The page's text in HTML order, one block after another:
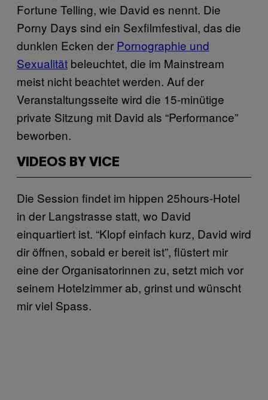
Fortune Telling, wie David es nennt. Die
Porny Days sind ein Sexfilmfestival, das die
dunklen Ecken der Pornographie und
Sexualität beleuchtet, die im Mainstream
meist nicht beachtet werden. Auf der
Veranstaltungsseite wird die 15-minütige
private Sitzung mit David als “Performance”
beworben.
VIDEOS BY VICE
Die Session findet im hippen 25hours-Hotel
in der Langstrasse statt, wo David
einquartiert ist. “Klopf einfach kurz, David wird
dir öffnen, sobald er bereit ist”, flüstert mir
eine der Organisatorinnen zu, setzt mich vor
seinem Hotelzimmer ab, grinst und wünscht
mir viel Spass.